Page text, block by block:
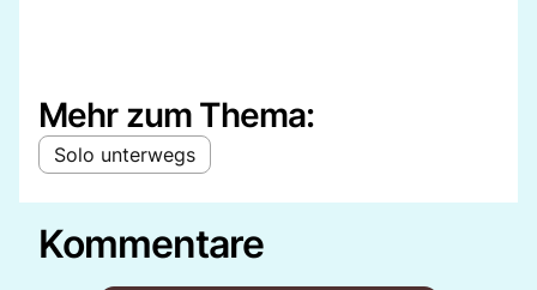
Mehr zum Thema:
Solo unterwegs
Kommentare